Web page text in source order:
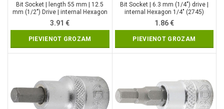
Bit Socket | length 55 mm | 12.5
mm (1/2″) Drive | internal Hexagon
3/8″ (2736)
3.91€
PIEVIENOT GROZAM
Bit Socket | 6.3 mm (1/4″) drive |
internal Hexagon 1/4″ (2745)
1.86€
PIEVIENOT GROZAM